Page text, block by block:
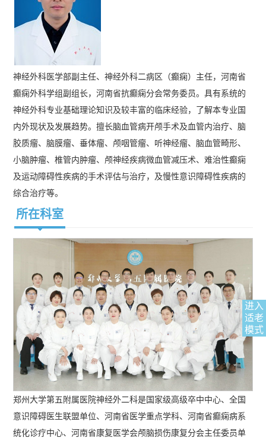
进入
适老
模式
神经外科医学部副主任、神经外科二病区（癫痫）主任，河南省
癫痫外科学组副组长，河南省抗癫痫分会常务委员。具有系统的
神经外科专业基础理论知识及较丰富的临床经验，了解本专业国
内外现状及发展趋势。擅长脑血管病开颅手术及血管内治疗、脑
胶质瘤、脑膜瘤、垂体瘤、颅咽管瘤、听神经瘤、脑血管畸形、
小脑肿瘤、椎管内肿瘤、颅神经疾病微血管减压术、难治性癫痫
及运动障碍性疾病的手术评估与治疗，及慢性意识障碍性疾病的
综合治疗等。
所在科室
郑州大学第五附属医院神经外二科是国家级高级卒中中心、全国
意识障碍医生联盟单位、河南省医学重点学科、河南省癫痫病系
统化诊疗中心、河南省康复医学会颅脑损伤康复分会主任委员单